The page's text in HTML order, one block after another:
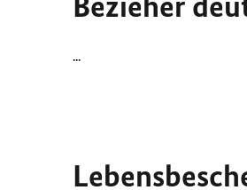
...